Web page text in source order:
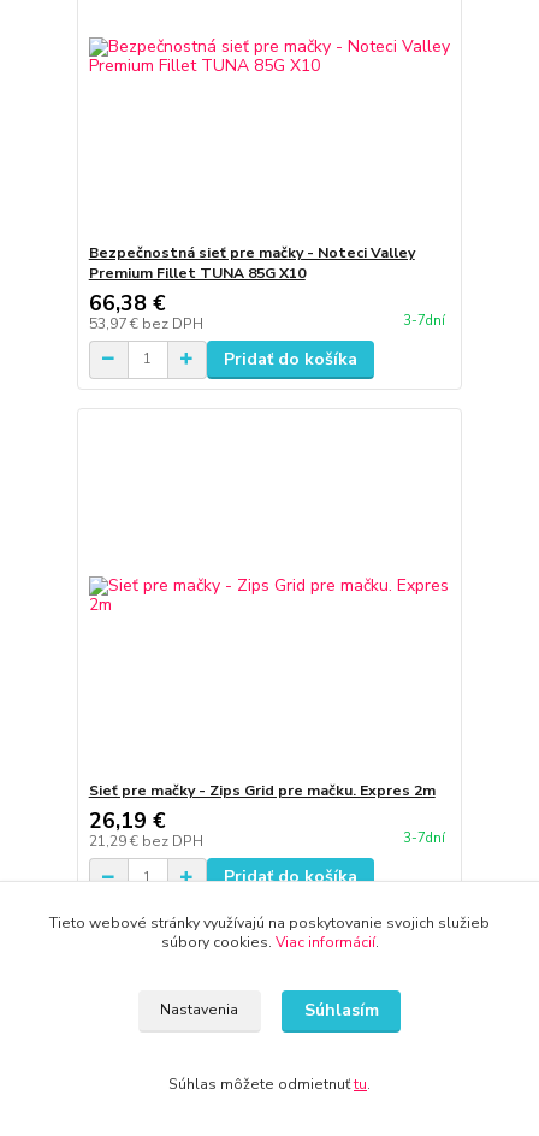
Bezpečnostná sieť pre mačky - Noteci Valley
Premium Fillet TUNA 85G X10
66,38 €
53,97 € bez DPH 3-7dní
Pridať do košíka
Sieť pre mačky - Zips Grid pre mačku. Expres 2m
26,19 €
21,29 € bez DPH 3-7dní
Pridať do košíka
Tieto webové stránky využívajú na poskytovanie svojich služieb
súbory cookies. Viac informácií.
Nastavenia Súhlasím
Súhlas môžete odmietnuťtu.